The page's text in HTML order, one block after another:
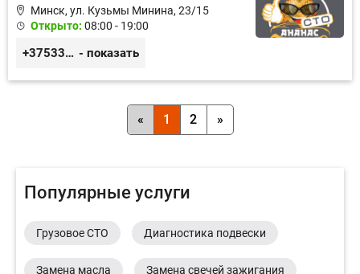
Минск, ул. Кузьмы Минина, 23/15
Открыто: 08:00 - 19:00
+375333458004 - показать
« 1 2 »
Популярные услуги
Грузовое СТО Диагностика подвески
Замена масла Замена свечей зажигания